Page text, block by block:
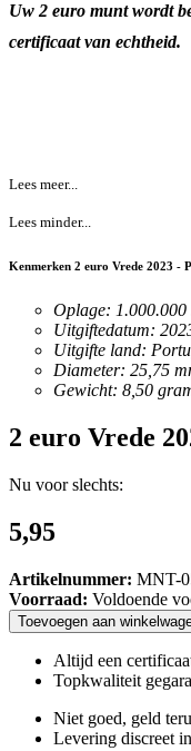
Uw 2 euro munt wordt
certificaat van echtheid.
Lees meer...
Lees minder...
Kenmerken 2 euro Vrede 2023 -
Oplage: 1.000.000
Uitgiftedatum:
Uitgifte land:
Diameter: 25,75
Gewicht: 8,50
2 euro Vrede
Nu voor slechts:
5,95
Artikelnummer: MNT-
Voorraad: Voldoende
Toevoegen aan
Altijd een
Topkwaliteit
Niet goed, geld
Levering discreet